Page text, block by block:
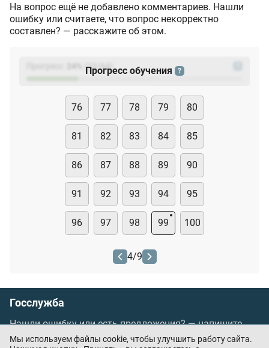
На вопрос ещё не добавлено комментариев. Нашли
ошибку или считаете, что вопрос некорректно
составлен? — расскажите об этом.
(23
Прогресс обучения ?
76 77 78 79 80
81 82 83 84 85
86 87 88 89 90
91 92 93 94 95
96 97 98 99 100
4/9
Госслужба
Нашли ошибку или есть предложения? —напишите
нам
Мы используем файлы cookie, чтобы улучшить работу сайта.